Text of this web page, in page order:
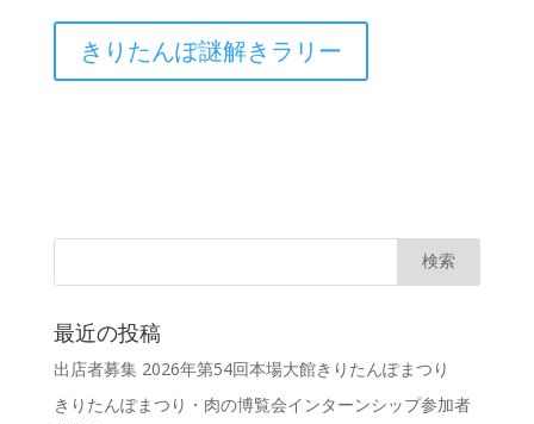
きりたんぽ謎解きラリー
最近の投稿
出店者募集 2026年第54回本場大館きりたんぽまつり
きりたんぽまつり・肉の博覧会インターンシップ参加者